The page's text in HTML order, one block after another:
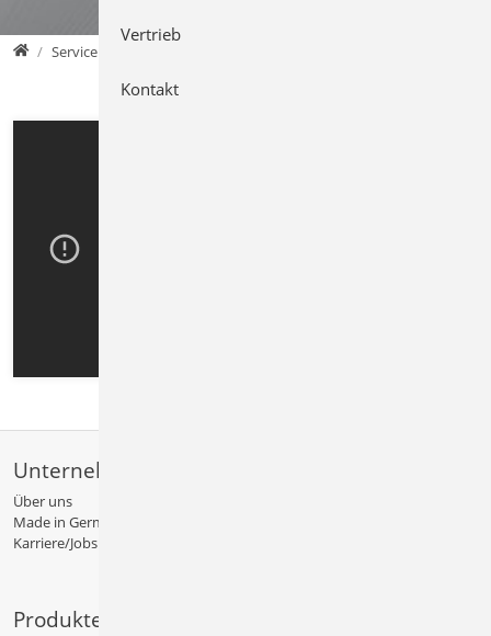
mb AEC Software GmbH
Service
Unternehmen
Über uns
Made in Germany
Karriere/Jobs
Produkte
Vertrieb
Kontakt